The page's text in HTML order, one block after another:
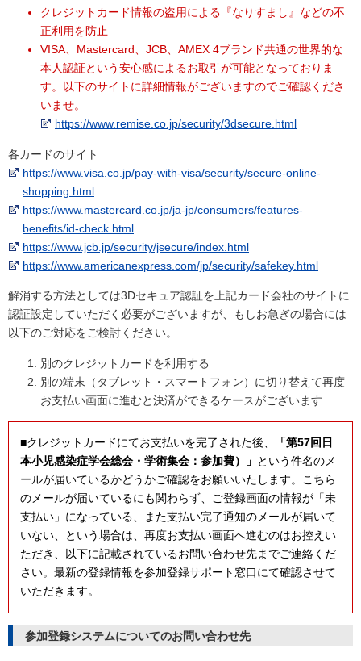
クレジットカード情報の盗用による『なりすまし』などの不
正利用を防止
VISA、Mastercard、JCB、AMEX 4ブランド共通の世界的な
本人認証という安心感によるお取引が可能となっておりま
す。以下のサイトに詳細情報がございますのでご確認くださ
いませ。
https://www.remise.co.jp/security/3dsecure.html
各カードのサイト
https://www.visa.co.jp/pay-with-visa/security/secure-online-
shopping.html
https://www.mastercard.co.jp/ja-jp/consumers/features-
benefits/id-check.html
https://www.jcb.jp/security/jsecure/index.html
https://www.americanexpress.com/jp/security/safekey.html
解消する方法としては3Dセキュア認証を上記カード会社のサイトに
認証設定していただく必要がございますが、もしお急ぎの場合には
以下のご対応をご検討ください。
別のクレジットカードを利用する
別の端末（タブレット・スマートフォン）に切り替えて再度
お支払い画面に進むと決済ができるケースがございます
■クレジットカードにてお支払いを完了された後、
「第57回日
本小児感染症学会総会・学術集会：参加費）」 という件名のメ
ールが届いているかどうかご確認をお願いいたします。こちら
のメールが届いているにも関わらず、ご登録画面の情報が「未
支払い」になっている、また支払い完了通知のメールが届いて
いない、という場合は、再度お支払い画面へ進むのはお控えい
ただき、以下に記載されているお問い合わせ先までご連絡くだ
さい。最新の登録情報を参加登録サポート窓口にて確認させて
いただきます。
参加登録システムについてのお問い合わせ先